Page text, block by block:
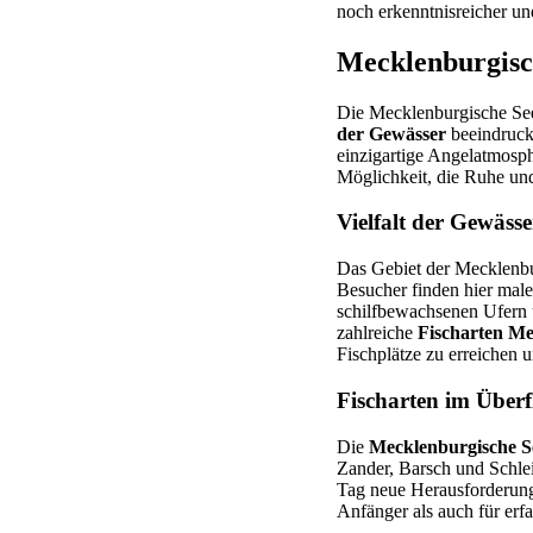
noch erkenntnisreicher
Die Mecklenburgische
der Gewässer
einzigartige
Möglichkeit, die Ruhe
Vielfalt der
Das Gebiet der
Besucher finden hier
schilfbewachsenen Ufern
zahlreiche Fischarten
Fischplätze zu erreichen
Fischarten im
Die Mecklenburgische
Zander, Barsch und
Tag neue
Anfänger als auch für